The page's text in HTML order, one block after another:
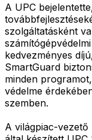
A UPC
szolgáltatásként
kedvezményes
SmartGuard
minden
védelme
szemben.
A világpiac-